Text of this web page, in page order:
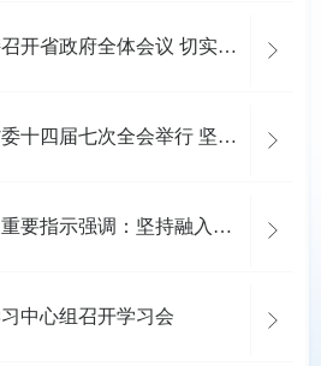
许昆林主持召开省政府全体会议 切实抓好改革任务推进落实 坚定不移完成全年目标任务
中共江苏省委十四届七次全会举行 坚定地在进一步全面深化改革上继续走在前列 奋力谱写“强富美高”新江苏现代化建设新篇章
习近平作出重要指示强调：坚持融入日常抓在经常 把党纪学习教育成果持续转化为推动高质量发展的强大动力
中心组召开学习会